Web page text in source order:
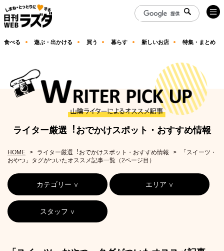
食べる 遊ぶ・出かける 買う 暮らす 新しいお店 特集・まとめ
ライター厳選︕おでかけスポット・おすすめ情報
HOME ライター厳選︕おでかけスポット・おすすめ情報
「スイーツ・
おやつ」タグがついたオススメ記事一覧（2ページ目）
カテゴリー エリア
スタッフ